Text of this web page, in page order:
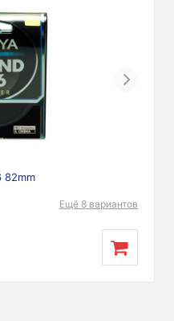
Next
82mm
Ещё 8 вариантов